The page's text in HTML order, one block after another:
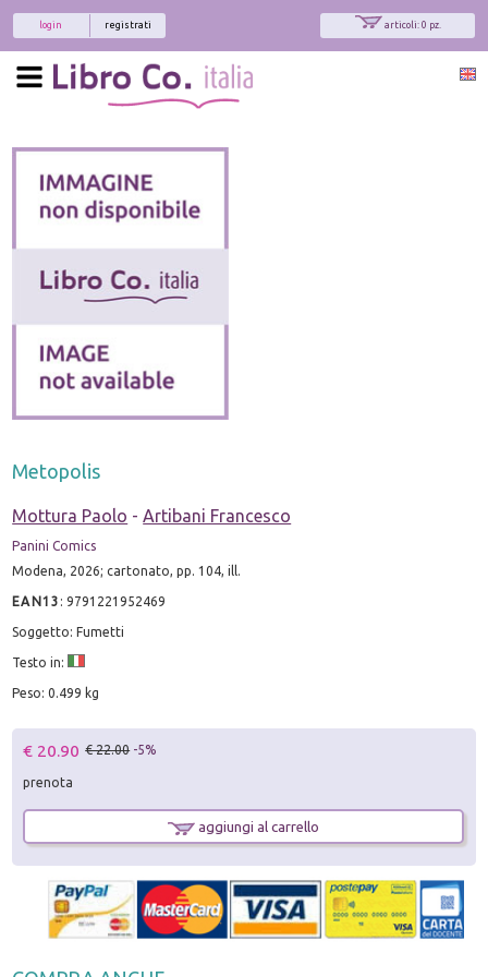
articoli: 0 pz.
registrati
login
Metopolis
Mottura Paolo -Artibani Francesco
Panini Comics
Modena, 2026; cartonato, pp. 104, ill.
EAN13 :9791221952469
Soggetto: Fumetti
Testo in:
Peso: 0.499 kg
€ 20.90 € 22.00 -5%
prenota
aggiungi al carrello